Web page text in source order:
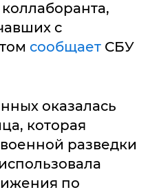
с
сообщает СБУ
оказалась
которая
разведки
по